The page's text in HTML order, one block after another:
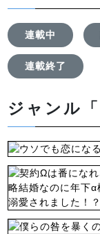
連載中
連載終了
ジャンル